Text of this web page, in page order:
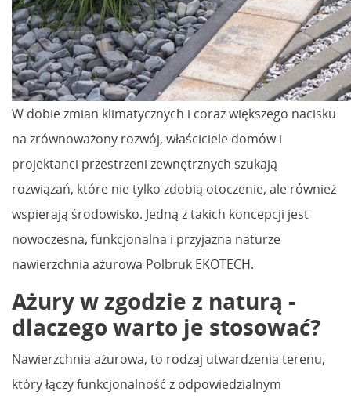
W dobie zmian klimatycznych i coraz większego nacisku
na zrównoważony rozwój, właściciele domów i
projektanci przestrzeni zewnętrznych szukają
rozwiązań, które nie tylko zdobią otoczenie, ale również
wspierają środowisko. Jedną z takich koncepcji jest
nowoczesna, funkcjonalna i przyjazna naturze
nawierzchnia ażurowa Polbruk EKOTECH.
Ażury w zgodzie z naturą -
dlaczego warto je stosować?
Nawierzchnia ażurowa, to rodzaj utwardzenia terenu,
który łączy funkcjonalność z odpowiedzialnym